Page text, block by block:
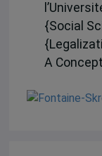
{Social
A